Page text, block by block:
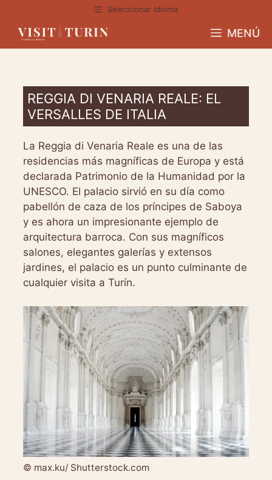
contenido
Seleccionar idioma
MENÚ
REGGIA DI VENARIA REALE: EL
VERSALLES DE ITALIA
La Reggia di Venaria Reale es una de las
residencias más magníficas de Europa y está
declarada Patrimonio de la Humanidad por la
UNESCO. El palacio sirvió en su día como
pabellón de caza de los príncipes de Saboya
y es ahora un impresionante ejemplo de
arquitectura barroca. Con sus magníficos
salones, elegantes galerías y extensos
jardines, el palacio es un punto culminante de
cualquier visita a Turín.
© max.ku/ Shutterstock.com